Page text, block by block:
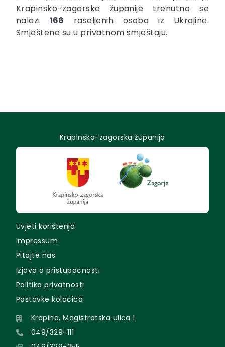
Krapinsko-zagorske županije trenutno se
nalazi 166 raseljenih osoba iz Ukrajine.
Smještene su u privatnom smještaju.
Krapinsko-zagorska županija
Uvjeti korištenja
Impressum
Pitajte nas
Izjava o pristupačnosti
Politika privatnosti
Postavke kolačića
Krapina, Magistratska ulica 1
049/329-111